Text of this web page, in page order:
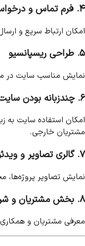
۴. فرم تماس و درخواست همکاری
امکان ارتباط سریع و
۵. طراحی ریسپانسیو
نمایش مناسب سایت در
۶. چندزبانه بودن سایت
امکان استفاده سایت به
مشتریان خارجی.
۷. گالری تصاویر و ویدئو
نمایش تصاویر
۸. بخش مشتریان و شرکا
معرفی مشتریان و